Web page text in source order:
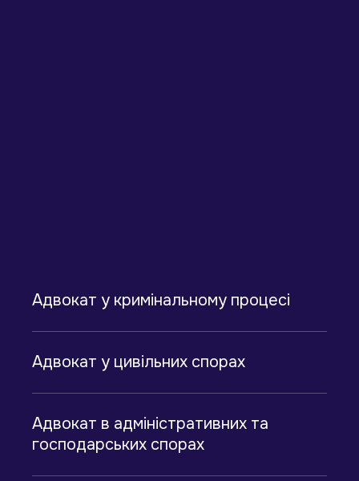
Адвокат у кримінальному процесі
Адвокат у цивільних спорах
Адвокат в адміністративних та
господарських спорах